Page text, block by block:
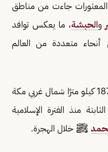
جاءت من مناطق
والحبشة، ما يعكس توافد
متعددة من العالم
ويقع ميقات الجحفة على بُعد 187 كيلو مترًا شمال غربي مكة
منذ الفترة الإسلامية
ﷺ خلال الهجرة.